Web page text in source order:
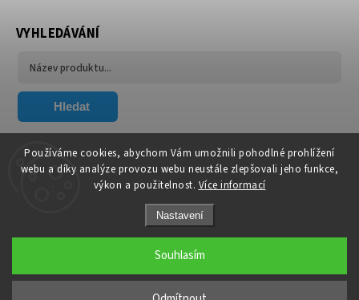
Používáme cookies, abychom Vám umožnili pohodlné prohlížení
webu a díky analýze provozu webu neustále zlepšovali jeho funkce,
výkon a použitelnost. Více informací
Nastavení
Souhlasím
VYHLEDÁVÁNÍ
Hledat
FACEBOOK
Upravit nastavení cookies